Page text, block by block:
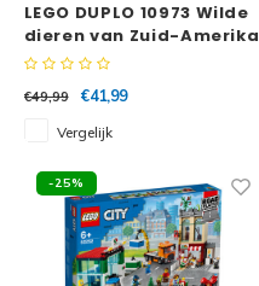
LEGO DUPLO 10973 Wilde
dieren van Zuid-Amerika
€49,99
€41,99
Vergelijk
-25%